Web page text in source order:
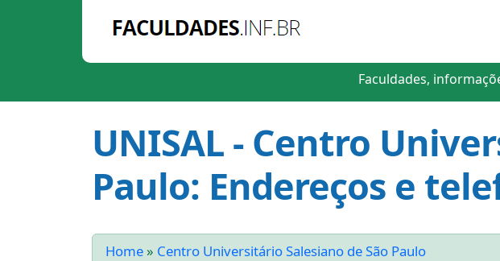
Faculdades,
UNISAL - Centro
Paulo: Endereços e
Home » Centro Universitário Salesiano de São Paulo